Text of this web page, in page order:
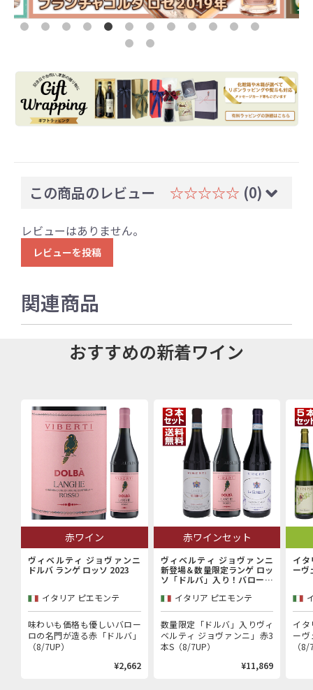
この商品のレビュー ☆☆☆☆☆ (0)
レビューはありません。
レビューを投稿
関連商品
おすすめの新着ワイン
赤ワイン
ヴィベルティ ジョヴァンニ
ドルバ ランゲ ロッソ 2023
イタリア ピエモンテ
味わいも価格も優しいバロー
ロの名門が造る赤「ドルバ」
（8/7UP）
¥2,662
赤ワインセット
ヴィベルティ ジョヴァンニ
新登場＆数量限定ランゲ ロッ
ソ「ドルバ」入り！バローロ
産者「ヴィベルティ ジョヴァ
ンニ」赤3本セット
イタリア ピエモンテ
数量限定「ドルバ」入りヴィ
ベルティ ジョヴァンニ」赤3
本S（8/7UP）
¥11,869
イタ
ーヴ
イタ
ー
（